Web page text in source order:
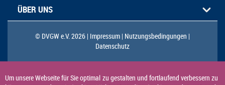
ÜBER UNS
© DVGW e.V. 2026 | Impressum | Nutzungsbedingungen |
Datenschutz
Um unsere Webseite für Sie optimal zu gestalten und fortlaufend verbessern zu